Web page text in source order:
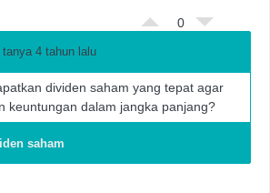
0
tanya 4 tahun lalu
dividen saham yang tepat agar
keuntungan dalam jangka panjang?
saham